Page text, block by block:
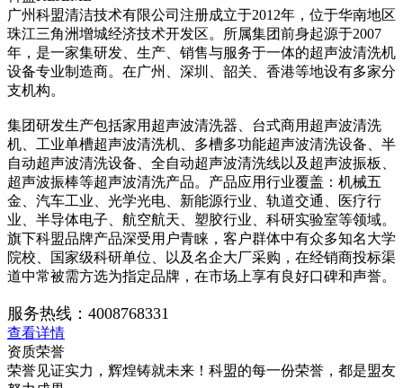
广州科盟清洁技术有限公司注册成立于2012年，位于华南地区
珠江三角洲增城经济技术开发区。所属集团前身起源于2007
年，是一家集研发、生产、销售与服务于一体的超声波清洗机
设备专业制造商。在广州、深圳、韶关、香港等地设有多家分
支机构。
集团研发生产包括家用超声波清洗器、台式商用超声波清洗
机、工业单槽超声波清洗机、多槽多功能超声波清洗设备、半
自动超声波清洗设备、全自动超声波清洗线以及超声波振板、
超声波振棒等超声波清洗产品。产品应用行业覆盖：机械五
金、汽车工业、光学光电、新能源行业、轨道交通、医疗行
业、半导体电子、航空航天、塑胶行业、科研实验室等领域。
旗下科盟品牌产品深受用户青睐，客户群体中有众多知名大学
院校、国家级科研单位、以及名企大厂采购，在经销商投标渠
道中常被需方选为指定品牌，在市场上享有良好口碑和声誉。
服务热线： 4008768331
查看详情
资质荣誉
荣誉见证实力，辉煌铸就未来！科盟的每一份荣誉，都是盟友